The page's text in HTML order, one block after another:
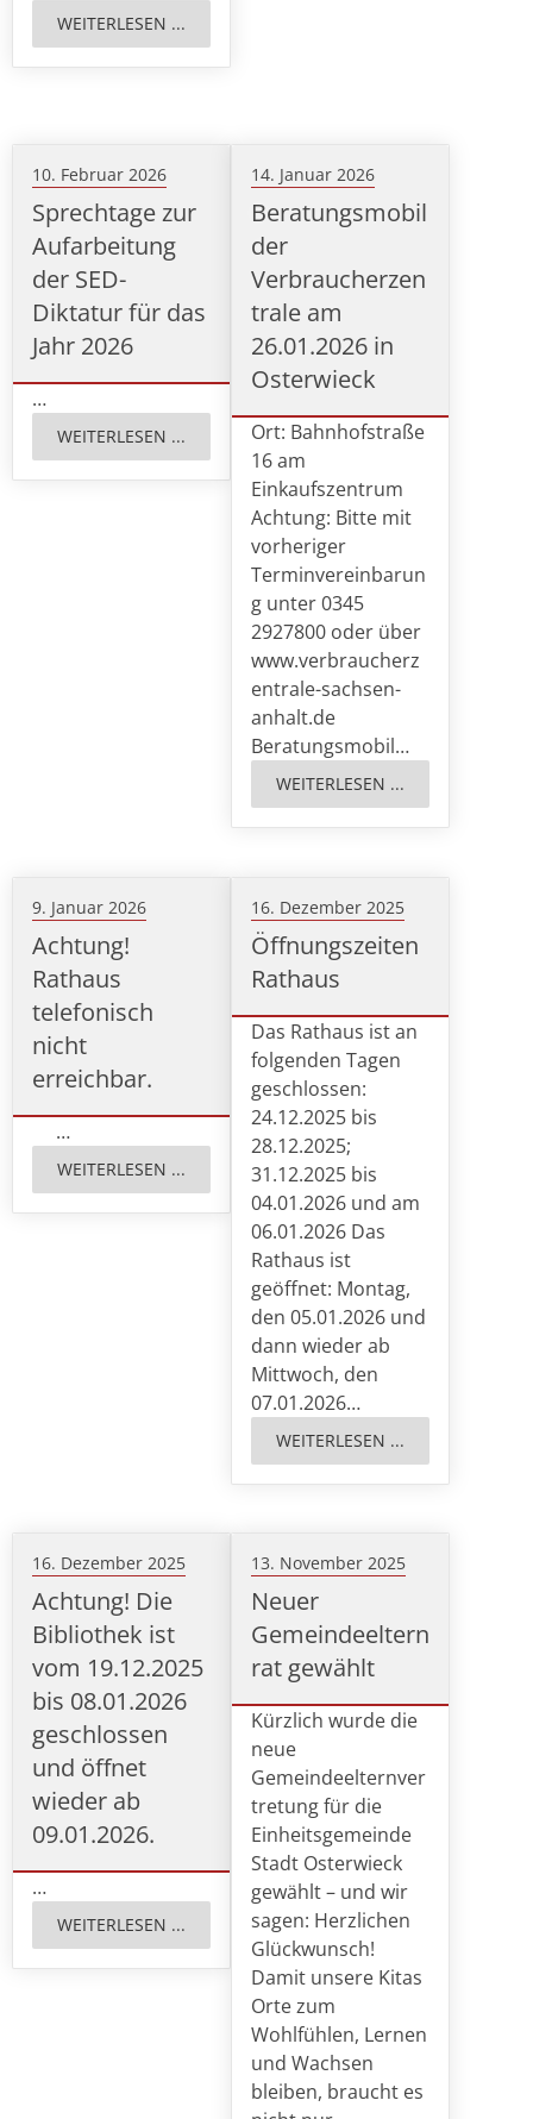
WEITERLESEN ...
10. Februar 2026
Sprechtage zur
Aufarbeitung
der SED-
Diktatur für das
Jahr 2026
…
WEITERLESEN ...
14. Januar 2026
Beratungsmobil
der
Verbraucherzen
trale am
26.01.2026 in
Osterwieck
Ort: Bahnhofstraße
16 am
Einkaufszentrum
Achtung: Bitte mit
vorheriger
Terminvereinbarun
g unter 0345
2927800 oder über
www.verbraucherz
entrale-sachsen-
anhalt.de
Beratungsmobil…
WEITERLESEN ...
9. Januar 2026
Achtung!
Rathaus
telefonisch
nicht
erreichbar.
…
WEITERLESEN ...
16. Dezember 2025
Öffnungszeiten
Rathaus
Das Rathaus ist an
folgenden Tagen
geschlossen:
24.12.2025 bis
28.12.2025;
31.12.2025 bis
04.01.2026 und am
06.01.2026 Das
Rathaus ist
geöffnet: Montag,
den 05.01.2026 und
dann wieder ab
Mittwoch, den
07.01.2026…
WEITERLESEN ...
16. Dezember 2025
Achtung! Die
Bibliothek ist
vom 19.12.2025
bis 08.01.2026
geschlossen
und öffnet
wieder ab
09.01.2026.
…
WEITERLESEN ...
13. November 2025
Neuer
Gemeindeeltern
rat gewählt
Kürzlich wurde die
neue
Gemeindeelternver
tretung für die
Einheitsgemeinde
Stadt Osterwieck
gewählt – und wir
sagen: Herzlichen
Glückwunsch!
Damit unsere Kitas
Orte zum
Wohlfühlen, Lernen
und Wachsen
bleiben, braucht es